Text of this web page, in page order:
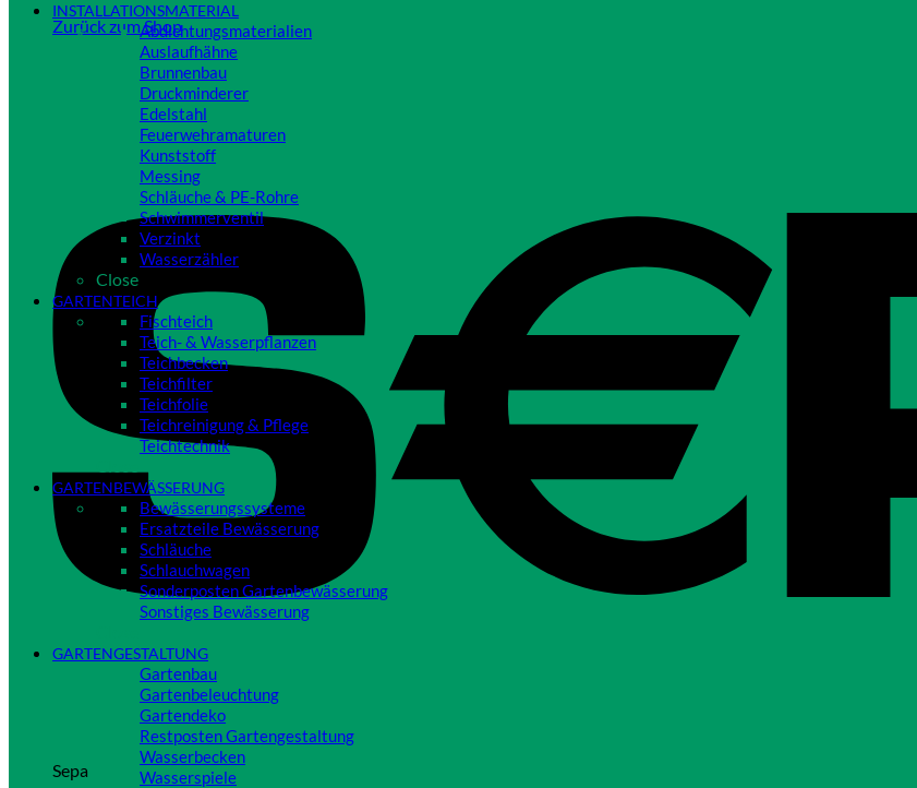
Zurück zum Shop
Sepa
INSTALLATIONSMATERIAL
Abdichtungsmaterialien
Auslaufhähne
Brunnenbau
Druckminderer
Edelstahl
Feuerwehramaturen
Kunststoff
Messing
Schläuche & PE-Rohre
Schwimmerventil
Verzinkt
Wasserzähler
Close
GARTENTEICH
Fischteich
Teich- & Wasserpflanzen
Teichbecken
Teichfilter
Teichfolie
Teichreinigung & Pflege
Teichtechnik
GARTENBEWÄSSERUNG
Bewässerungssysteme
Ersatzteile Bewässerung
Schläuche
Schlauchwagen
Sonderposten Gartenbewässerung
Sonstiges Bewässerung
GARTENGESTALTUNG
Gartenbau
Gartenbeleuchtung
Gartendeko
Restposten Gartengestaltung
Wasserbecken
Wasserspiele